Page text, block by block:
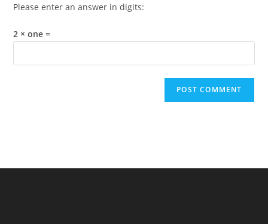
Please enter an answer in digits:
2 × one =